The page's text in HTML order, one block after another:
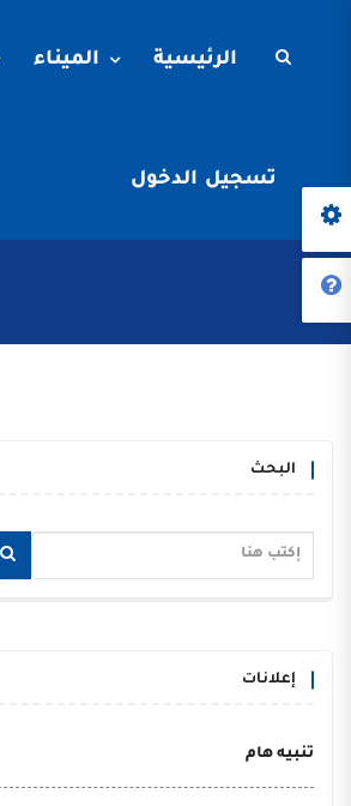
الرئيسية الميناء
تسجيل الدخول
البحث
إعلانات
تنبيه هام